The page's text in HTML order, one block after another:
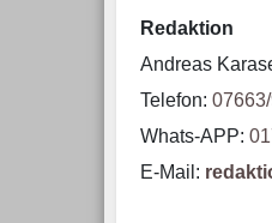
Redaktion
Andreas
Telefon:
Whats-APP:
E-Mail: